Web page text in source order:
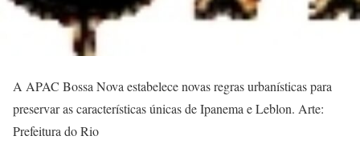
A APAC Bossa Nova estabelece novas regras urbanísticas para
preservar as características únicas de Ipanema e Leblon. Arte:
Prefeitura do Rio